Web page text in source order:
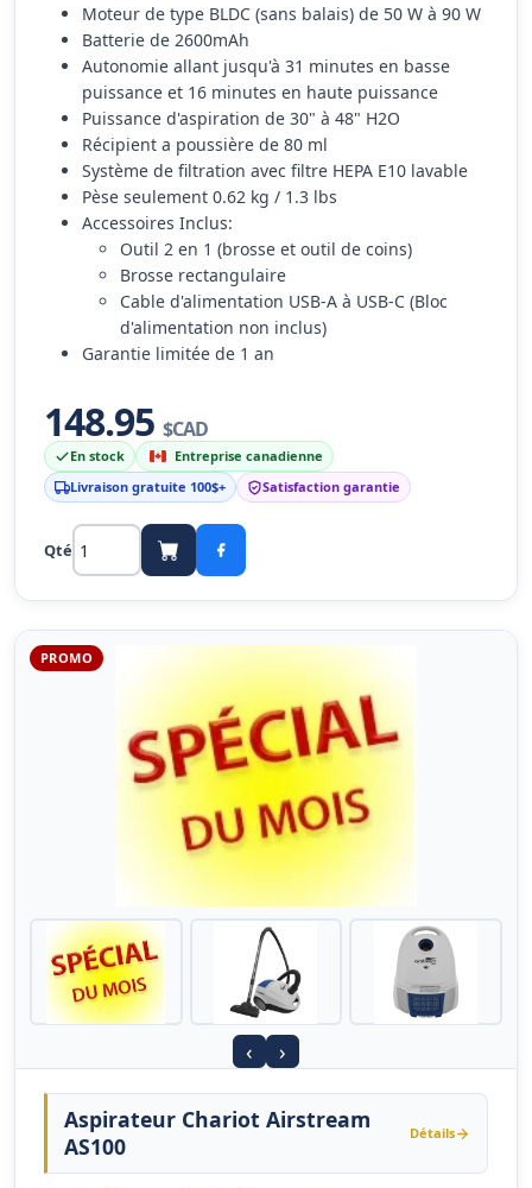
Moteur de type BLDC (sans balais) de 50 W à 90 W
Batterie de 2600mAh
Autonomie allant jusqu'à 31 minutes en basse
puissance et 16 minutes en haute puissance
Puissance d'aspiration de 30" à 48" H2O
Récipient a poussière de 80 ml
Système de filtration avec filtre HEPA E10 lavable
Pèse seulement 0.62 kg / 1.3 lbs
Accessoires Inclus:
Outil 2 en 1 (brosse et outil de coins)
Brosse rectangulaire
Cable d'alimentation USB-A à USB-C (Bloc
d'alimentation non inclus)
Garantie limitée de 1 an
148.95$CAD
En stock
Entreprise canadienne
Livraison gratuite 100$+
Satisfaction garantie
Qté
PROMO
‹ ›
Aspirateur Chariot Airstream
AS100
Détails